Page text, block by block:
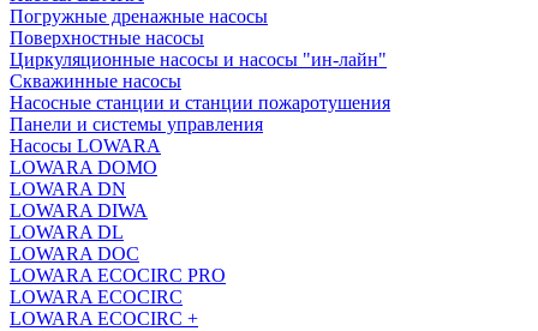
Погружные дренажные насосы
Поверхностные насосы
Циркуляционные насосы и насосы "ин-лайн"
Скважинные насосы
Насосные станции и станции пожаротушения
Панели и системы управления
Насосы LOWARA
LOWARA DOMO
LOWARA DN
LOWARA DIWA
LOWARA DL
LOWARA DOC
LOWARA ECOCIRC PRO
LOWARA ECOCIRC
LOWARA ECOCIRC +